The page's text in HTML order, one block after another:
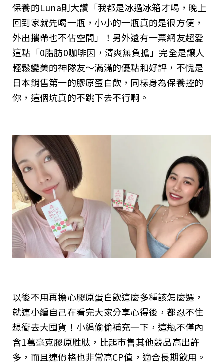
保養的Luna則大讚「我都是冰過冰箱才喝，晚上
回到家就先喝一瓶，小小的一瓶真的是很方便，
外出攜帶也不佔空間」！另外還有一票網友超愛
這點「0脂肪0咖啡因，清爽無負擔」完全是讓人
輕鬆變美的神隊友～滿滿的優點和好評，不愧是
日本銷售第一的膠原蛋白飲，同樣身為保養控的
你，這個坑真的不跳下去不行啊。
以後不用再擔心膠原蛋白飲這麼多種該怎麼選，
就連小編自己在看完大家分享心得後，都忍不住
想衝去大囤貨！小編偷偷補充一下，這瓶不僅內
含1萬毫克膠原胜肽，比起市售其他競品高出許
多，而且連價格也非常高CP值，適合長期飲用。